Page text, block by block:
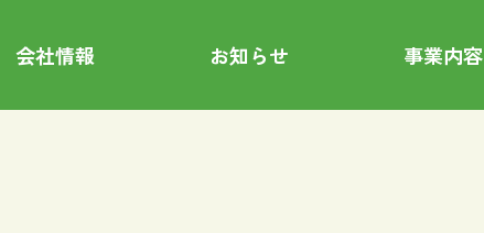
会社情報 お知らせ 事業内容